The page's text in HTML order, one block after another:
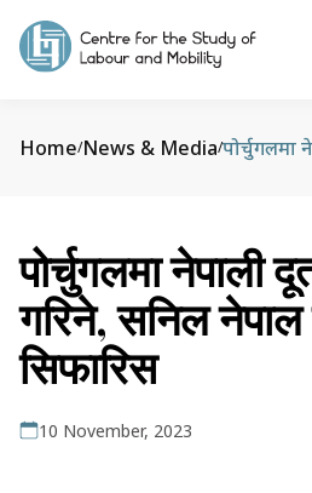
Home/News & Media/
पोर्चुगलमा नेपाली
गरिने, सनिल
सिफारिस
10 November, 2023